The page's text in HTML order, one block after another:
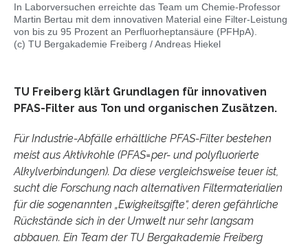
In Laborversuchen erreichte das Team um Chemie-Professor
Martin Bertau mit dem innovativen Material eine Filter-Leistung
von bis zu 95 Prozent an Perfluorheptansäure (PFHpA).
(c) TU Bergakademie Freiberg / Andreas Hiekel
TU Freiberg klärt Grundlagen für innovativen
PFAS-Filter aus Ton und organischen Zusätzen.
Für Industrie-Abfälle erhältliche PFAS-Filter bestehen
meist aus Aktivkohle (PFAS=per- und polyfluorierte
Alkylverbindungen). Da diese vergleichsweise teuer ist,
sucht die Forschung nach alternativen Filtermaterialien
für die sogenannten „Ewigkeitsgifte“, deren gefährliche
Rückstände sich in der Umwelt nur sehr langsam
abbauen. Ein Team der TU Bergakademie Freiberg